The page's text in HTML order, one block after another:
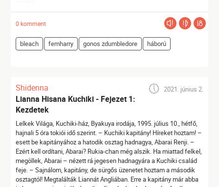
0 komment
bleach femharry gonos zdumbledore háború
Shidenna 2021. június 2.
Lianna Hisana Kuchiki - Fejezet 1:
Kezdetek
Lelkek Világa, Kuchiki-ház, Byakuya irodája, 1995. július 10., hétfő,
hajnali 5 óra tokiói idő szerint. – Kuchiki kapitány! Híreket hoztam! –
esett be kapitányához a hatodik osztag hadnagya, Abarai Renji. –
Ezért kell ordítani, Abarai? Rukia-chan még alszik. Ha miattad felkel,
megöllek, Abarai – nézett rá jegesen hadnagyára a Kuchiki család
feje. – Sajnálom, kapitány, de sürgős üzenetet hoztam a második
osztagtól! Megtalálták Liannát Angliában. Erre a kapitány már abba